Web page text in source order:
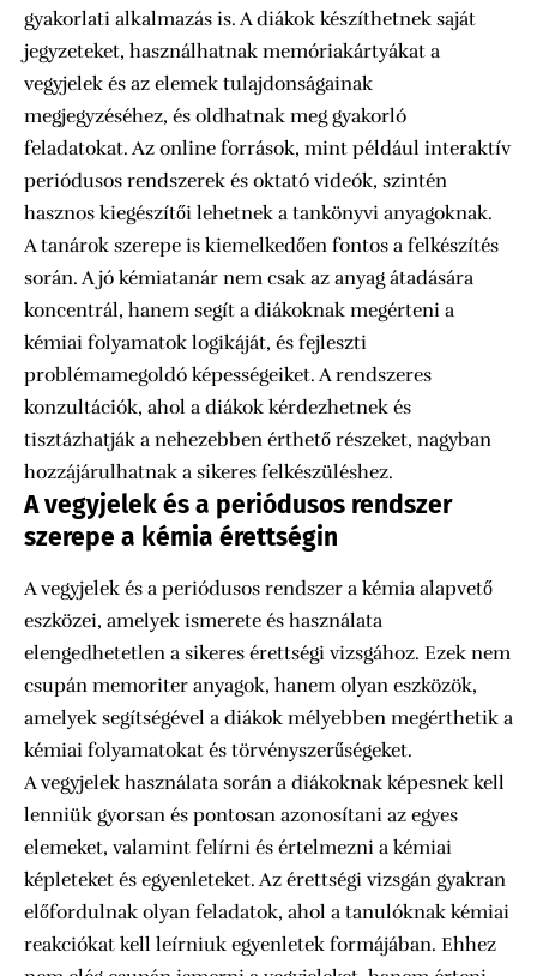
gyakorlati alkalmazás is. A diákok készíthetnek saját
jegyzeteket, használhatnak memóriakártyákat a
vegyjelek és az elemek tulajdonságainak
megjegyzéséhez, és oldhatnak meg gyakorló
feladatokat. Az online források, mint például interaktív
periódusos rendszerek és oktató videók, szintén
hasznos kiegészítői lehetnek a tankönyvi anyagoknak.
A tanárok szerepe is kiemelkedően fontos a felkészítés
során. A jó kémiatanár nem csak az anyag átadására
koncentrál, hanem segít a diákoknak megérteni a
kémiai folyamatok logikáját, és fejleszti
problémamegoldó képességeiket. A rendszeres
konzultációk, ahol a diákok kérdezhetnek és
tisztázhatják a nehezebben érthető részeket, nagyban
hozzájárulhatnak a sikeres felkészüléshez.
A vegyjelek és a periódusos rendszer
szerepe a kémia érettségin
A vegyjelek és a periódusos rendszer a kémia alapvető
eszközei, amelyek ismerete és használata
elengedhetetlen a sikeres érettségi vizsgához. Ezek nem
csupán memoriter anyagok, hanem olyan eszközök,
amelyek segítségével a diákok mélyebben megérthetik a
kémiai folyamatokat és törvényszerűségeket.
A vegyjelek használata során a diákoknak képesnek kell
lenniük gyorsan és pontosan azonosítani az egyes
elemeket, valamint felírni és értelmezni a kémiai
képleteket és egyenleteket. Az érettségi vizsgán gyakran
előfordulnak olyan feladatok, ahol a tanulóknak kémiai
reakciókat kell leírniuk egyenletek formájában. Ehhez